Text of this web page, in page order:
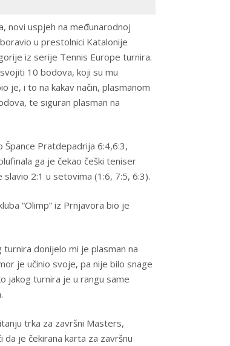
novi uspjeh na međunarodnoj
u prestolnici Katalonije
iz serije Tennis Europe turnira.
10 bodova, koji su mu
je, i to na kakav način, plasmanom
te siguran plasman na
Pratdepadrija 6:4,6:3,
ga je čekao češki teniser
2:1 u setovima (1:6, 7:5, 6:3).
“Olimp” iz Prnjavora bio je
donijelo mi je plasman na
je učinio svoje, pa nije bilo snage
jakog turnira je u rangu same
trka za završni Masters,
je čekirana karta za završnu